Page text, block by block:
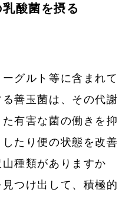
酸菌を摂る
ーグルト等に含まれて
善玉菌は、その代謝
有害な菌の働きを抑
たり便の状態を改善
種類がありますか
つけ出して、積極的